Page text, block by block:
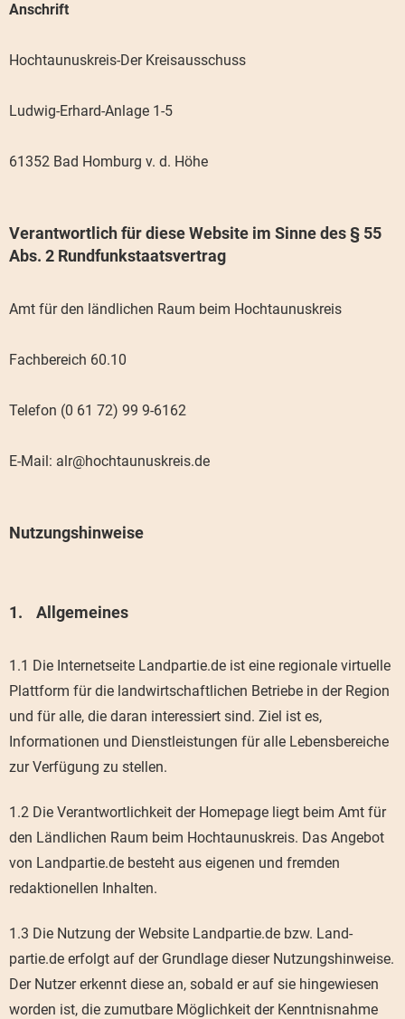
Anschrift
Hochtaunuskreis-Der Kreisausschuss
Ludwig-Erhard-Anlage 1-5
61352 Bad Homburg v. d. Höhe
Verantwortlich für diese Website im Sinne des § 55
Abs. 2 Rundfunkstaatsvertrag
Amt für den ländlichen Raum beim Hochtaunuskreis
Fachbereich 60.10
Telefon (0 61 72) 99 9-6162
E-Mail: alr@hochtaunuskreis.de
Nutzungshinweise
Allgemeines
1.1 Die Internetseite Landpartie.de ist eine regionale virtuelle
Plattform für die landwirtschaftlichen Betriebe in der Region
und für alle, die daran interessiert sind. Ziel ist es,
Informationen und Dienstleistungen für alle Lebensbereiche
zur Verfügung zu stellen.
1.2 Die Verantwortlichkeit der Homepage liegt beim Amt für
den Ländlichen Raum beim Hochtaunuskreis. Das Angebot
von Landpartie.de besteht aus eigenen und fremden
redaktionellen Inhalten.
1.3 Die Nutzung der Website Landpartie.de bzw. Land-
partie.de erfolgt auf der Grundlage dieser Nutzungshinweise.
Der Nutzer erkennt diese an, sobald er auf sie hingewiesen
worden ist, die zumutbare Möglichkeit der Kenntnisnahme